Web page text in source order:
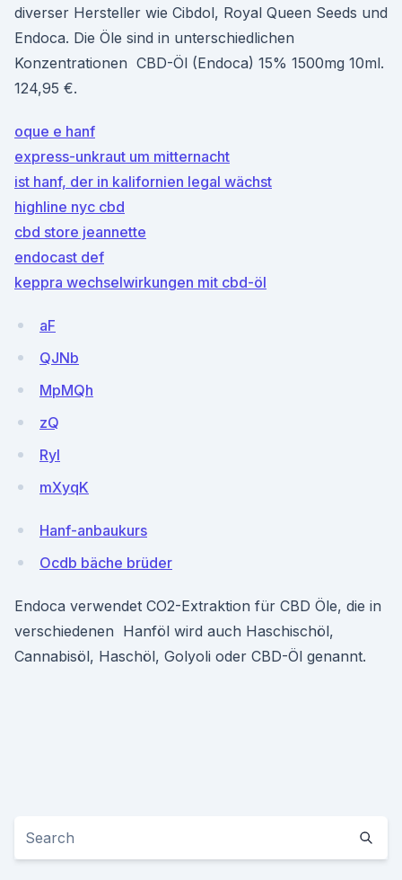
diverser Hersteller wie Cibdol, Royal Queen Seeds und
Endoca. Die Öle sind in unterschiedlichen
Konzentrationen CBD-Öl (Endoca) 15% 1500mg 10ml.
124,95 €.
oque e hanf
express-unkraut um mitternacht
ist hanf, der in kalifornien legal wächst
highline nyc cbd
cbd store jeannette
endocast def
keppra wechselwirkungen mit cbd-öl
aF
QJNb
MpMQh
zQ
RyI
mXyqK
Hanf-anbaukurs
Ocdb bäche brüder
Endoca verwendet CO2-Extraktion für CBD Öle, die in
verschiedenen Hanföl wird auch Haschischöl,
Cannabisöl, Haschöl, Golyoli oder CBD-Öl genannt.